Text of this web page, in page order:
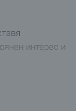
интерес и